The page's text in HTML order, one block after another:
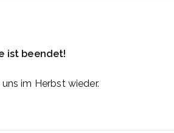
ist beendet!
im Herbst wieder.